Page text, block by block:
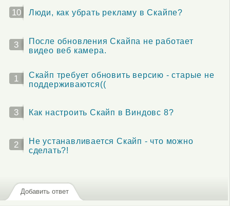
10 Люди, как убрать рекламу в Скайпе?
3
После обновления Скайпа не работает
видео веб камера.
1
Скайп требует обновить версию - старые не
поддерживаются((
3 Как настроить Скайп в Виндовс 8?
2
Не устанавливается Скайп - что можно
сделать?!
Добавить ответ